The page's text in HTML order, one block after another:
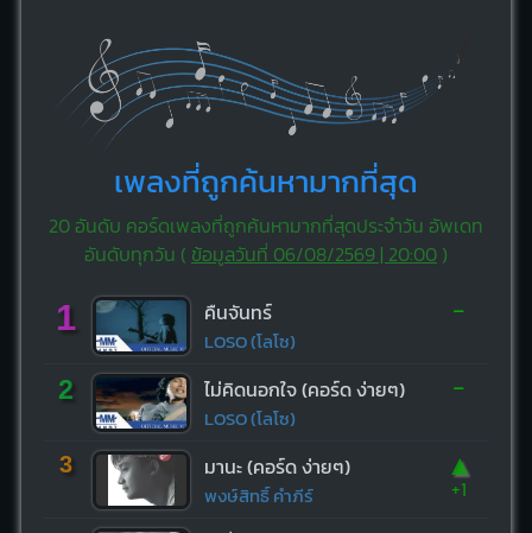
เพลงที่ถูกค้นหามากที่สุด
20 อันดับ คอร์ดเพลงที่ถูกค้นหามากที่สุดประจำวัน อัพเดท
อันดับทุกวัน ( ข้อมูลวันที่ 06/08/2569 | 20:00)
1 คืนจันทร์
LOSO (โลโซ)
-
2 ไม่คิดนอกใจ (คอร์ด ง่ายๆ)
LOSO (โลโซ)
-
3 มานะ (คอร์ด ง่ายๆ)
พงษ์สิทธิ์ คำภีร์
▲
+1